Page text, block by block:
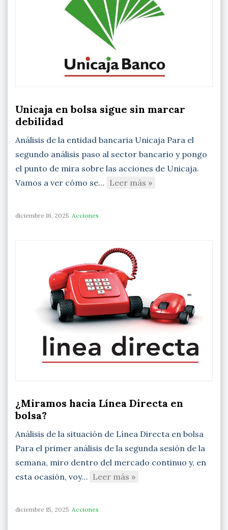
Unicaja en bolsa sigue sin marcar
debilidad
Análisis de la entidad bancaria Unicaja Para el
segundo análisis paso al sector bancario y pongo
el punto de mira sobre las acciones de Unicaja.
Vamos a ver cómo se… Leer más »
diciembre 16, 2025 Acciones
¿Miramos hacia Línea Directa en
bolsa?
Análisis de la situación de Línea Directa en bolsa
Para el primer análisis de la segunda sesión de la
semana, miro dentro del mercado continuo y, en
esta ocasión, voy… Leer más »
diciembre 15, 2025 Acciones